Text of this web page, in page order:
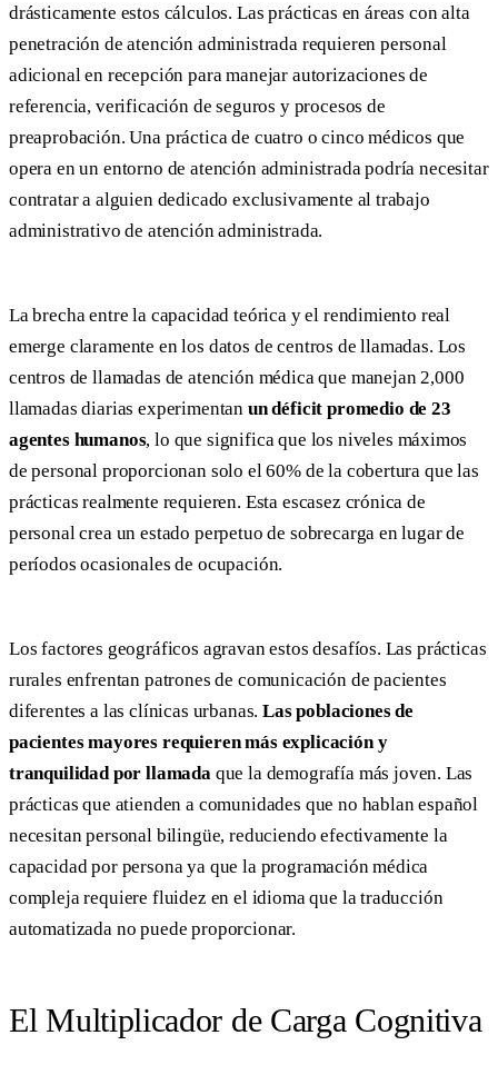
drásticamente estos cálculos. Las prácticas en áreas con alta
penetración de atención administrada requieren personal
adicional en recepción para manejar autorizaciones de
referencia, verificación de seguros y procesos de
preaprobación. Una práctica de cuatro o cinco médicos que
opera en un entorno de atención administrada podría necesitar
contratar a alguien dedicado exclusivamente al trabajo
administrativo de atención administrada.
La brecha entre la capacidad teórica y el rendimiento real
emerge claramente en los datos de centros de llamadas. Los
centros de llamadas de atención médica que manejan 2,000
llamadas diarias experimentan un déficit promedio de 23
agentes humanos, lo que significa que los niveles máximos
de personal proporcionan solo el 60% de la cobertura que las
prácticas realmente requieren. Esta escasez crónica de
personal crea un estado perpetuo de sobrecarga en lugar de
períodos ocasionales de ocupación.
Los factores geográficos agravan estos desafíos. Las prácticas
rurales enfrentan patrones de comunicación de pacientes
diferentes a las clínicas urbanas.Las poblaciones de
pacientes mayores requieren más explicación y
tranquilidad por llamadaque la demografía más joven. Las
prácticas que atienden a comunidades que no hablan español
necesitan personal bilingüe, reduciendo efectivamente la
capacidad por persona ya que la programación médica
compleja requiere fluidez en el idioma que la traducción
automatizada no puede proporcionar.
El Multiplicador de Carga Cognitiva